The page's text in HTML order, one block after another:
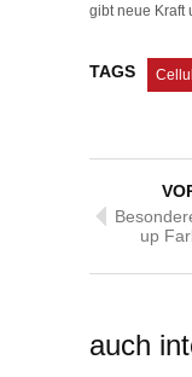
gibt neue Kraft
TAGS
up
auch